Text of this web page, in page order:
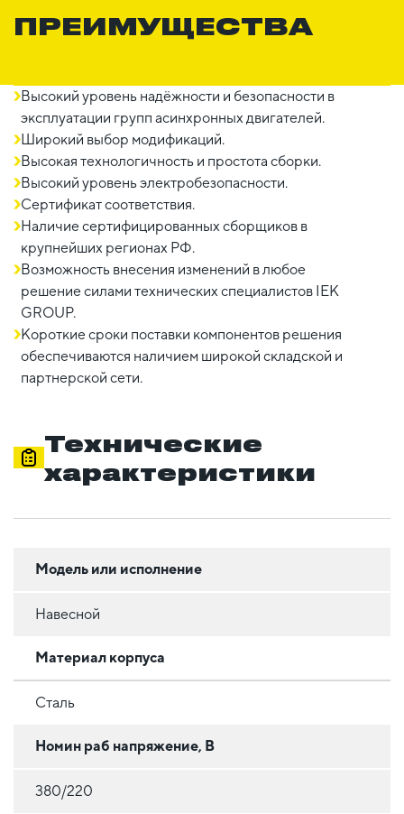
ПРЕИМУЩЕСТВА
Высокий уровень надёжности и безопасности в
эксплуатации групп асинхронных двигателей.
Широкий выбор модификаций.
Высокая технологичность и простота сборки.
Высокий уровень электробезопасности.
Сертификат соответствия.
Наличие сертифицированных сборщиков в
крупнейших регионах РФ.
Возможность внесения изменений в любое
решение силами технических специалистов IEK
GROUP.
Короткие сроки поставки компонентов решения
обеспечиваются наличием широкой складской и
партнерской сети.
Технические
характеристики
Модель или исполнение
Навесной
Материал корпуса
Сталь
Номин раб напряжение, В
380/220